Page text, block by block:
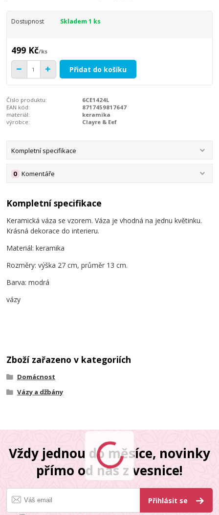
Dostupnost Skladem 1 ks
499 Kč/ks
Přidat do košíku
Číslo produktu:
6CE1424L
EAN kód:
8717459817647
materiál:
keramika
výrobce:
Clayre & Eef
Kompletní specifikace
Komentáře
0
Kompletní specifikace
Keramická váza se vzorem. Váza je vhodná na jednu květinku.
Krásná dekorace do interieru.
Materiál: keramika
Rozměry: výška 27 cm, průměr 13 cm.
Barva: modrá
vázy
Zboží zařazeno v kategoriích
Domácnost
Vázy a džbány
Vždy jednou do měsíce, novinky
přímo od nás z vesnice!
Přihlásit se